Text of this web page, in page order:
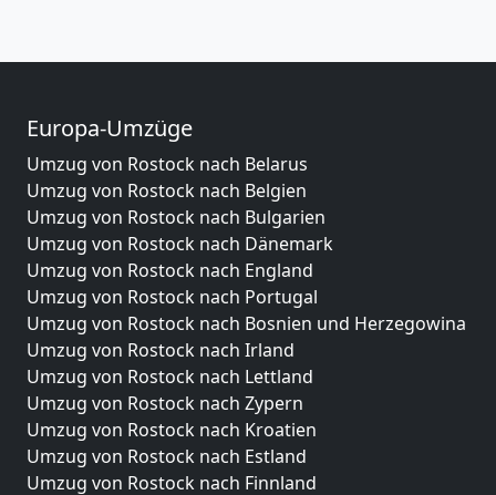
Europa-Umzüge
Umzug von Rostock nach Belarus
Umzug von Rostock nach Belgien
Umzug von Rostock nach Bulgarien
Umzug von Rostock nach Dänemark
Umzug von Rostock nach England
Umzug von Rostock nach Portugal
Umzug von Rostock nach Bosnien und Herzegowina
Umzug von Rostock nach Irland
Umzug von Rostock nach Lettland
Umzug von Rostock nach Zypern
Umzug von Rostock nach Kroatien
Umzug von Rostock nach Estland
Umzug von Rostock nach Finnland